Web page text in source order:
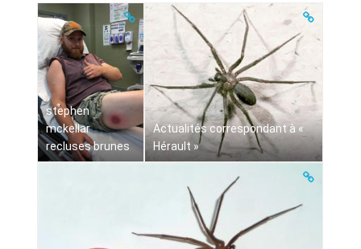
stephen
mckellar
recluses brunes
Actualités correspondant à «
Hérault »